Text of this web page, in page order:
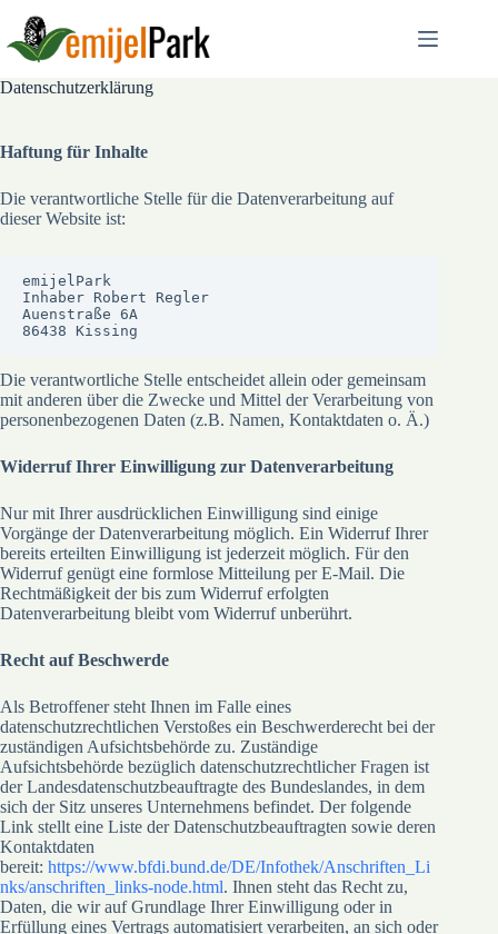
Inhalt
springen
Datenschutzerklärung
Haftung für Inhalte
Die verantwortliche Stelle für die Datenverarbeitung auf
dieser Website ist:
emijelPark
Inhaber Robert Regler
Auenstraße 6A
86438 Kissing
Die verantwortliche Stelle entscheidet allein oder gemeinsam
mit anderen über die Zwecke und Mittel der Verarbeitung von
personenbezogenen Daten (z.B. Namen, Kontaktdaten o. Ä.)
Widerruf Ihrer Einwilligung zur Datenverarbeitung
Nur mit Ihrer ausdrücklichen Einwilligung sind einige
Vorgänge der Datenverarbeitung möglich. Ein Widerruf Ihrer
bereits erteilten Einwilligung ist jederzeit möglich. Für den
Widerruf genügt eine formlose Mitteilung per E-Mail. Die
Rechtmäßigkeit der bis zum Widerruf erfolgten
Datenverarbeitung bleibt vom Widerruf unberührt.
Recht auf Beschwerde
Als Betroffener steht Ihnen im Falle eines
datenschutzrechtlichen Verstoßes ein Beschwerderecht bei der
zuständigen Aufsichtsbehörde zu. Zuständige
Aufsichtsbehörde bezüglich datenschutzrechtlicher Fragen ist
der Landesdatenschutzbeauftragte des Bundeslandes, in dem
sich der Sitz unseres Unternehmens befindet. Der folgende
Link stellt eine Liste der Datenschutzbeauftragten sowie deren
Kontaktdaten
bereit: https://www.bfdi.bund.de/DE/Infothek/Anschriften_Li
nks/anschriften_links-node.html. Ihnen steht das Recht zu,
Daten, die wir auf Grundlage Ihrer Einwilligung oder in
Erfüllung eines Vertrags automatisiert verarbeiten, an sich oder